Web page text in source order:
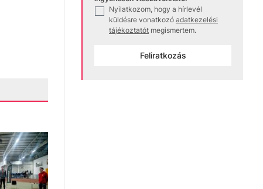
Nyilatkozom, hogy a hírlevél
küldésre vonatkozó adatkezelési
tájékoztatót megismertem.
Feliratkozás